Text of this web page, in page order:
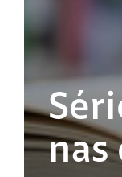
nas